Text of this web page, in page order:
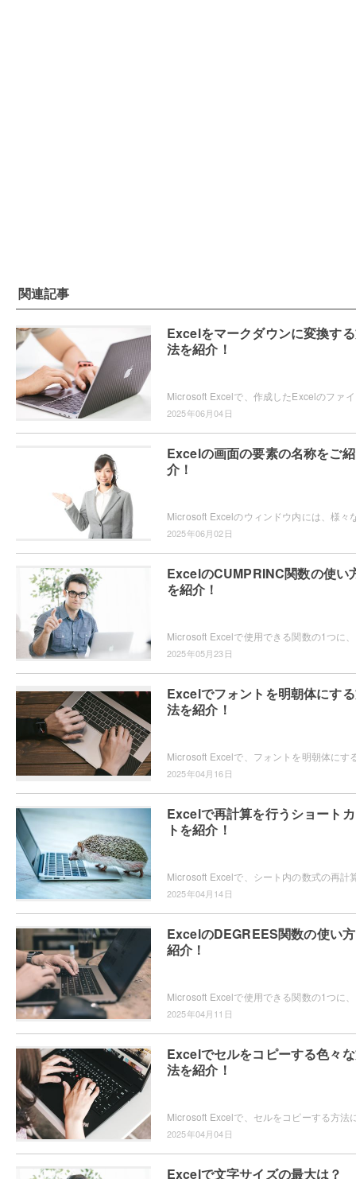
関連記事
Excelをマークダウンに変換す
法を紹介！
2025年06月04日
Excelの画面の要素の名称をご紹
介！
2025年06月02日
ExcelのCUMPRINC関数の使い
を紹介！
2025年05月23日
Excelでフォントを明朝体にす
法を紹介！
2025年04月16日
Excelで再計算を行うショート
トを紹介！
2025年04月14日
ExcelのDEGREES関数の使い
紹介！
2025年04月11日
Excelでセルをコピーする色々
法を紹介！
2025年04月04日
Excelで文字サイズの最大は？